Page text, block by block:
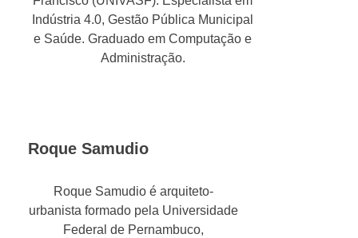
Indústria 4.0, Gestão Pública Municipal
e Saúde. Graduado em Computação e
Administração.
Roque Samudio
Roque Samudio é arquiteto-
urbanista formado pela Universidade
Federal de Pernambuco,